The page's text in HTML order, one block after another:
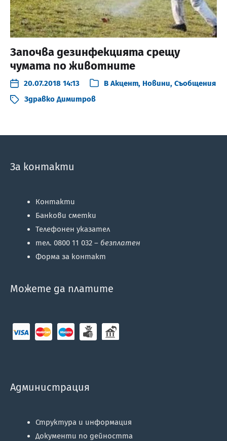
Започва дезинфекцията срещу
чумата по животните
20.07.2018 14:13 В Акцент, Новини, Съобщения
Здравко Димитров
За контакти
Контакти
Банкови сметки
Телефонен указател
тел. 0800 11 032 – безплатен
Форма за контакт
Можете да платите
Администрация
Структура и информация
Документи по дейността